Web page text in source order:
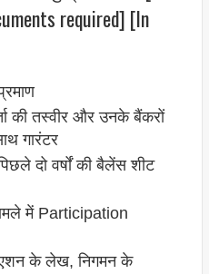
required] [In
की तस्वीर और उनके बैंकरों
गारंटर
दो वर्षों की बैलेंस शीट
में Participation
के लेख, निगमन के